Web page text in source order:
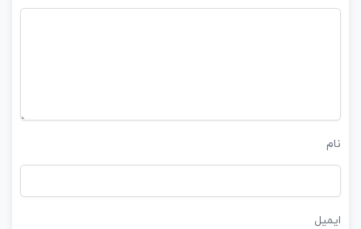
نام
ایمیل